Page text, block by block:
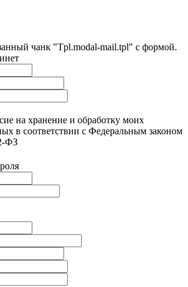
чанк "Tpl.modal-mail.tpl" с формой.
на хранение и обработку моих
в соответствии с Федеральным законом
ФЗ